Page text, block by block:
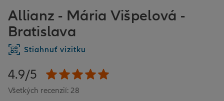
Allianz - Mária Višpelová -
Bratislava
Stiahnuť vizitku
4.9/5
Všetkých recenzií: 28